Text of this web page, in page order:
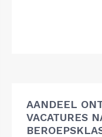
AANDEEL
VACATURES